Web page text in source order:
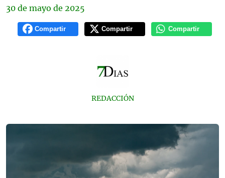
30 de mayo de 2025
Compartir Compartir Compartir
REDACCIÓN